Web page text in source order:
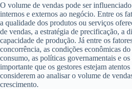
O volume de vendas pode ser
internos e externos ao negócio. Entre os
a qualidade dos produtos ou serviços
de vendas, a estratégia de precificação, a
capacidade de produção. Já entre os
concorrência, as condições econômicas
consumo, as políticas governamentais e os
importante que os gestores estejam atentos
considerem ao analisar o volume de
crescimento.